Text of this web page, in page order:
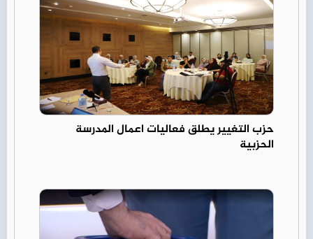
حزب التغيير يطلق فعاليات اعمال المدرسة
الحزبية